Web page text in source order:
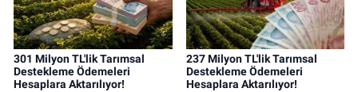
301 Milyon TL'lik Tarımsal
Destekleme Ödemeleri
Hesaplara Aktarılıyor!
237 Milyon TL'lik Tarımsal
Destekleme Ödemeleri
Hesaplara Aktarılıyor!